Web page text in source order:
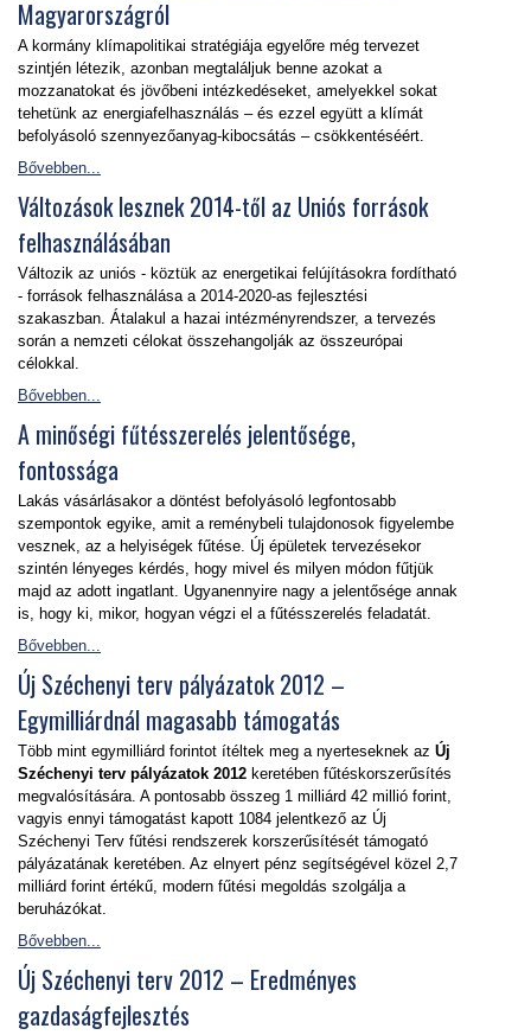
Magyarországról
A kormány klímapolitikai stratégiája egyelőre még tervezet
szintjén létezik, azonban megtaláljuk benne azokat a
mozzanatokat és jövőbeni intézkedéseket, amelyekkel sokat
tehetünk az energiafelhasználás – és ezzel együtt a klímát
befolyásoló szennyezőanyag-kibocsátás – csökkentéséért.
Bővebben...
Változások lesznek 2014-től az Uniós források
felhasználásában
Változik az uniós - köztük az energetikai felújításokra fordítható
- források felhasználása a 2014-2020-as fejlesztési
szakaszban. Átalakul a hazai intézményrendszer, a tervezés
során a nemzeti célokat összehangolják az összeurópai
célokkal.
Bővebben...
A minőségi fűtésszerelés jelentősége,
fontossága
Lakás vásárlásakor a döntést befolyásoló legfontosabb
szempontok egyike, amit a reménybeli tulajdonosok figyelembe
vesznek, az a helyiségek fűtése. Új épületek tervezésekor
szintén lényeges kérdés, hogy mivel és milyen módon fűtjük
majd az adott ingatlant. Ugyanennyire nagy a jelentősége annak
is, hogy ki, mikor, hogyan végzi el a fűtésszerelés feladatát.
Bővebben...
Új Széchenyi terv pályázatok 2012 –
Egymilliárdnál magasabb támogatás
Több mint egymilliárd forintot ítéltek meg a nyerteseknek az Új
Széchenyi terv pályázatok 2012 keretében fűtéskorszerűsítés
megvalósítására. A pontosabb összeg 1 milliárd 42 millió forint,
vagyis ennyi támogatást kapott 1084 jelentkező az Új
Széchenyi Terv fűtési rendszerek korszerűsítését támogató
pályázatának keretében. Az elnyert pénz segítségével közel 2,7
milliárd forint értékű, modern fűtési megoldás szolgálja a
beruházókat.
Bővebben...
Új Széchenyi terv 2012 – Eredményes
gazdaságfejlesztés